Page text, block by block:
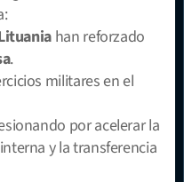
han reforzado
.
militares en el
por acelerar la
y la transferencia